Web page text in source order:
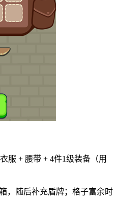
服 + 腰带 + 4件1级装备（用
，随后补充盾牌；格子富余时